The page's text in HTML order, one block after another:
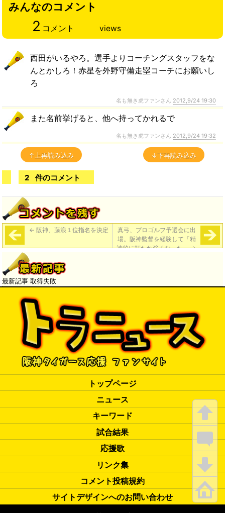
みんなのコメント
2 コメント views
西田がいるやろ。選手よりコーチングスタッフをな
んとかしろ！赤星を外野守備走塁コーチにお願いし
ろ
名も無き虎ファンさん 2012,9/24 19:30
また名前挙げると、他へ持ってかれるで
名も無き虎ファンさん 2012,9/24 19:32
↑上再読み込み ↓下再読み込み
2 件のコメント
← 阪神、藤浪１位指名を決定
真弓、プロゴルフ予選会に出
場。阪神監督を経験して「精
神的に打たれ強くなった」→
最新記事 取得失敗
トップページ
ニュース
キーワード
試合結果
応援歌
リンク集
コメント投稿規約
サイトデザインへのお問い合わせ